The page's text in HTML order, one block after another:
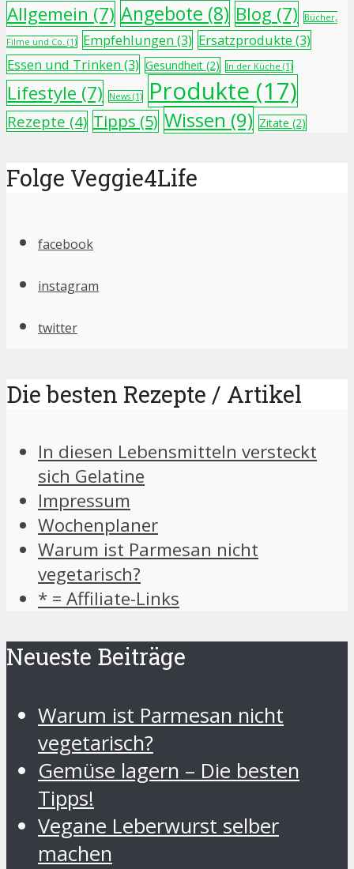
Allgemein (7) Angebote (8) Blog (7) Bücher,
Filme und Co. (1) Empfehlungen(3) Ersatzprodukte (3)
Essen und Trinken(3) Gesundheit (2) In der Küche (1)
Lifestyle (7) News (1) Produkte (17)
Rezepte (4) Tipps (5) Wissen (9) Zitate (2)
Folge Veggie4Life
facebook
instagram
twitter
Die besten Rezepte / Artikel
In diesen Lebensmitteln versteckt
sich Gelatine
Impressum
Wochenplaner
Warum ist Parmesan nicht
vegetarisch?
* = Affiliate-Links
Neueste Beiträge
Warum ist Parmesan nicht
vegetarisch?
Gemüse lagern – Die besten
Tipps!
Vegane Leberwurst selber
machen